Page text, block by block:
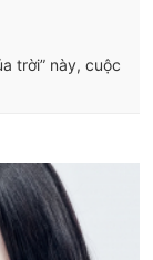
trời” này, cuộc